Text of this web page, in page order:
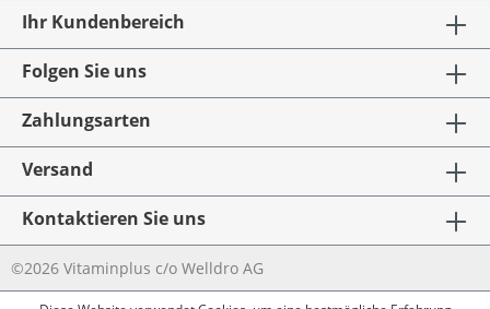
Ihr Kundenbereich
Folgen Sie uns
Zahlungsarten
Versand
Kontaktieren Sie uns
©2026 Vitaminplus c/o Welldro AG